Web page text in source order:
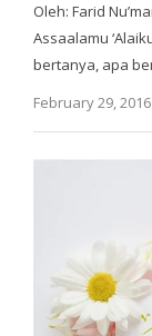
Oleh: Farid
Assaalamu
bertanya, apa
February 29, 2016